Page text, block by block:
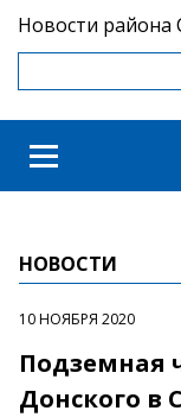
Новости района
НОВОСТИ
10 НОЯБРЯ 2020
Подземная
Донского в